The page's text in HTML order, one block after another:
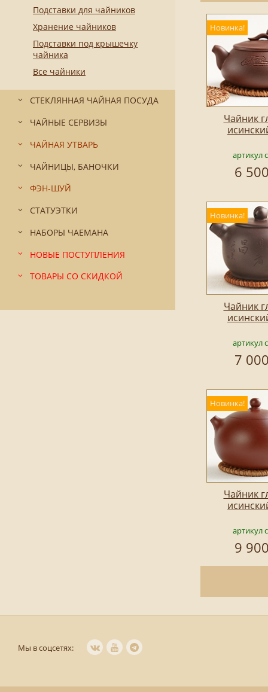
Подставки для чайников
Хранение чайников
Подставки под крышечку
чайника
Все чайники
СТЕКЛЯННАЯ ЧАЙНАЯ ПОСУДА
ЧАЙНЫЕ СЕРВИЗЫ
ЧАЙНАЯ УТВАРЬ
ЧАЙНИЦЫ, БАНОЧКИ
ФЭН-ШУЙ
СТАТУЭТКИ
НАБОРЫ ЧАЕМАНА
НОВЫЕ ПОСТУПЛЕНИЯ
ТОВАРЫ СО СКИДКОЙ
Новинка!
Чайник
артикул
6
Новинка!
Чайник
артикул
7
Новинка!
Чайник
артикул
9
Мы в соцсетях: